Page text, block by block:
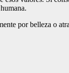
por belleza o